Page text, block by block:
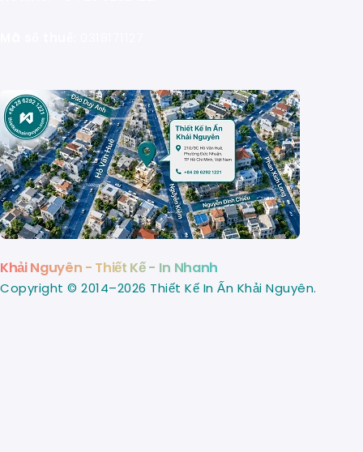
Khải Nguyên - Thiết Kế - In Nhanh
Copyright © 2014–2026 Thiết Kế In Ấn Khải Nguyên.